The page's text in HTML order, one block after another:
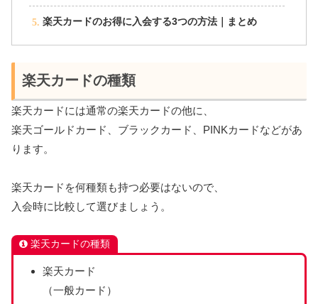
楽天カードのお得に入会する3つの方法｜まとめ
楽天カードの種類
楽天カードには通常の楽天カードの他に、
楽天ゴールドカード、ブラックカード、PINKカードなどがあ
ります。
楽天カードを何種類も持つ必要はないので、
入会時に比較して選びましょう。
楽天カードの種類
楽天カード
（一般カード）